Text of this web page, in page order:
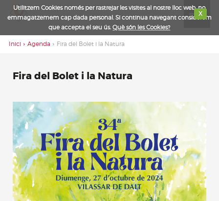
Utilitzem Cookies només per rastrejar les visites al nostre lloc web, no
emmagatzemem cap dada personal. Si continua navegant considerem
que accepta el seu ús.
X
Què són les Cookies?
Toggle
Inici Agenda Fira del Bolet i la Natura
Fira del Bolet i la Natura